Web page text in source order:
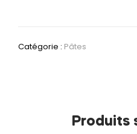
Catégorie : Pâtes
Produits